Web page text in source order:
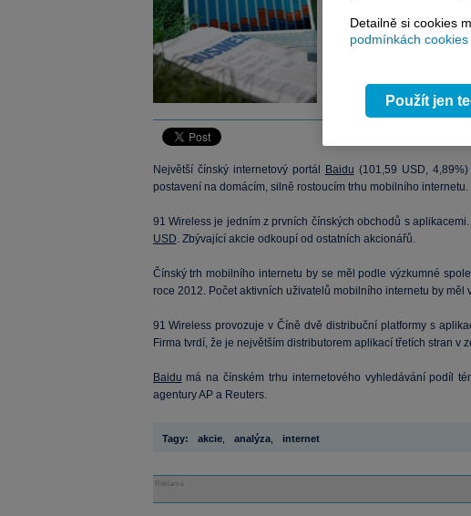
Největší čínský internetový portál Baidu (101,59 USD,
postavení na domácím, silně rostoucím trhu mobilního internetu.
91 Wireless je jedním z prvních čínských obchodů s aplikacemi.
USD. Zbývající akcie odkoupí od ostatních akcionářů.
Čínský trh mobilního internetu by se měl podle výzkumné
roce 2012. Počet aktivních uživatelů mobilního internetu by
91 Wireless provozuje v Číně dvě distribuční platformy s
Firma tvrdí, že je největším distributorem aplikací třetích stran
Baidu má na čínském trhu internetového vyhledávání podíl
agentury AP a Reuters.
Tagy: akcie, analýza, internet
Reklama
Detailně si cookies
podmínkách cookies
Použít jen